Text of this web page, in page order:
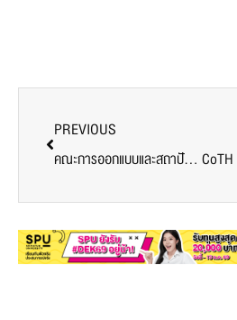
PREVIOUS
คณะการออกแบบและสถาปัตยกรรมศาสตร์ ม.ศรีปทุม ร่วมเป็นเจ้าภาพสวดพระอภิธรรม ท่านอาจารย์อินทิรา ศตสุข ที่ถึงแก่กรรม